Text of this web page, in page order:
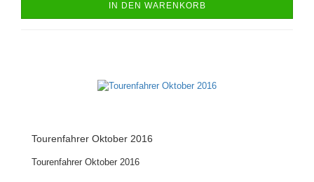
IN DEN WARENKORB
Tourenfahrer Oktober 2016
Tourenfahrer Oktober 2016